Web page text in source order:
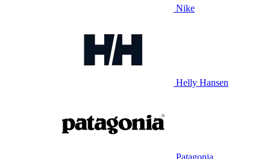
Nike
Helly Hansen
Patagonia